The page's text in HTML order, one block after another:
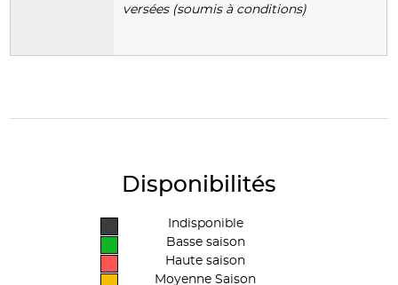
versées (soumis à conditions)
Disponibilités
Indisponible
Basse saison
Haute saison
Moyenne Saison